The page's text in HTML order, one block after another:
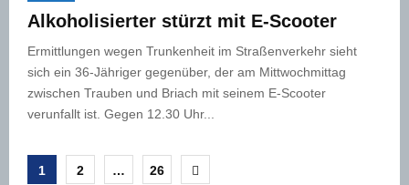
Alkoholisierter stürzt mit E-Scooter
Ermittlungen wegen Trunkenheit im Straßenverkehr sieht
sich ein 36-Jähriger gegenüber, der am Mittwochmittag
zwischen Trauben und Briach mit seinem E-Scooter
verunfallt ist. Gegen 12.30 Uhr...
Seitennummerierung
1 2 … 26